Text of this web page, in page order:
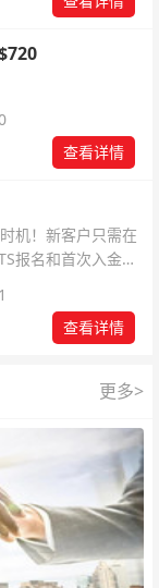
查看详情
机！新客户只需在
报名和首次入金即
查看详情
更多>